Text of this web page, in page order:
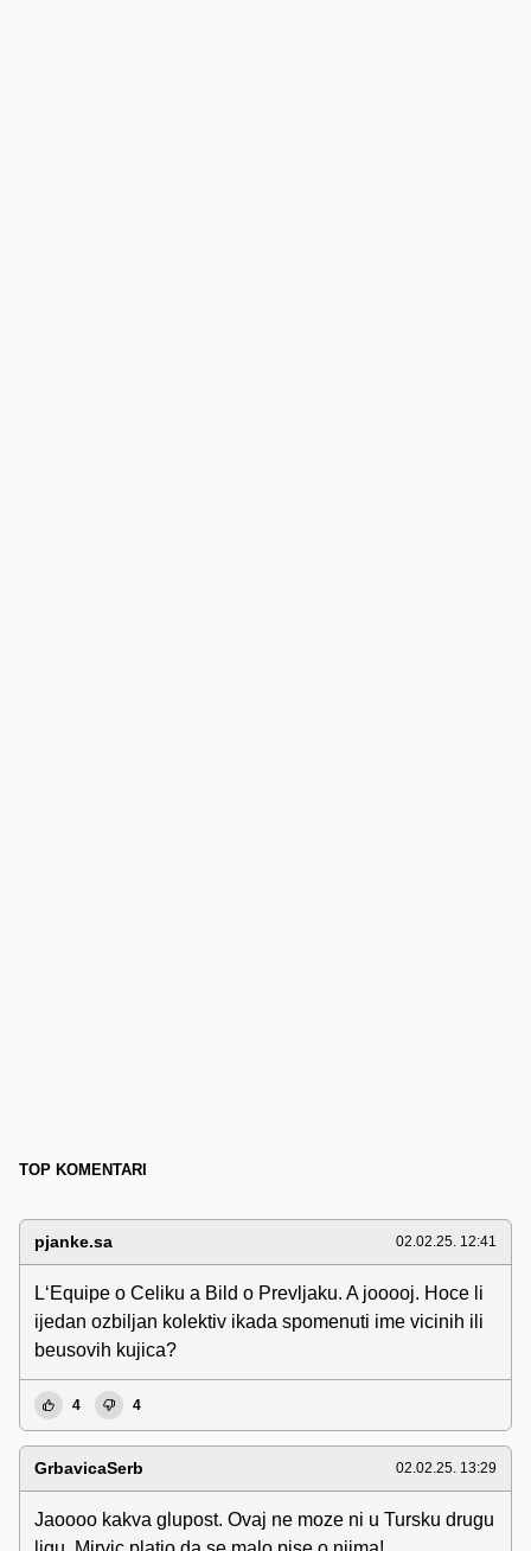
TOP KOMENTARI
pjanke.sa 02.02.25. 12:41
L‘Equipe o Celiku a Bild o Prevljaku. A jooooj. Hoce li
ijedan ozbiljan kolektiv ikada spomenuti ime vicinih ili
beusovih kujica?
4 4
GrbavicaSerb 02.02.25. 13:29
Jaoooo kakva glupost. Ovaj ne moze ni u Tursku drugu